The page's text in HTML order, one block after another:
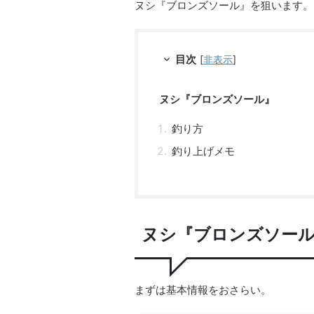
ヌシ『ブロンズソール』を狙います。
目次 [非表示]
ヌシ『ブロンズソール』
釣り方
釣り上げメモ
ヌシ『ブロンズソー
まずは基本情報をおさらい。